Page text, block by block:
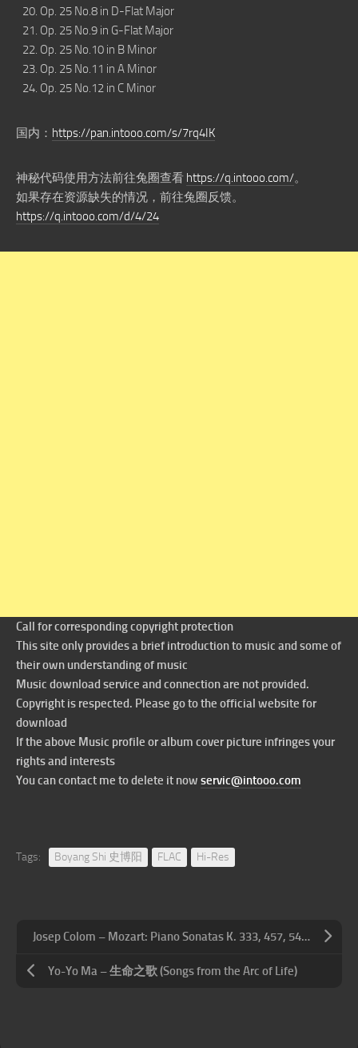
Op. 25 No.8 in D-Flat Major
Op. 25 No.9 in G-Flat Major
Op. 25 No.10 in B Minor
Op. 25 No.11 in A Minor
Op. 25 No.12 in C Minor
国内： https://pan.intooo.com/s/7rq4IK
神秘代码使用方法前往兔圈查看 https://q.intooo.com/。
如果存在资源缺失的情况，前往兔圈反馈。
https://q.intooo.com/d/4/24
Call for corresponding copyright protection
This site only provides a brief introduction to music and some of
their own understanding of music
Music download service and connection are not provided.
Copyright is respected. Please go to the official website for
download
If the above Music profile or album cover picture infringes your
rights and interests
You can contact me to delete it now servic@intooo.com
Tags: Boyang Shi 史博阳 FLAC Hi-Res
Josep Colom – Mozart: Piano Sonatas K. 333, 457, 545 & 576
Yo-Yo Ma – 生命之歌 (Songs from the Arc of Life)